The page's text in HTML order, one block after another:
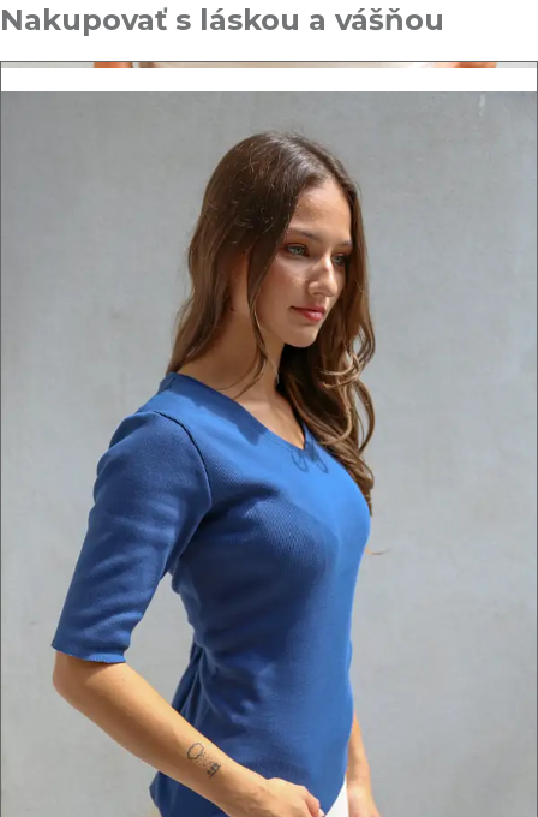
Nakupovať s láskou a vášňou